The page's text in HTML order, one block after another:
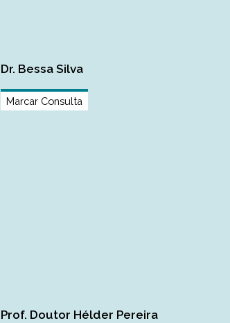
Dr. Bessa Silva
Marcar Consulta
Prof. Doutor Hélder Pereira